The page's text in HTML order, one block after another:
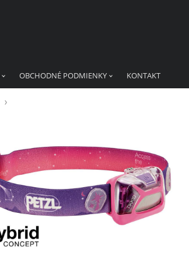
OBCHODNÉ PODMIENKY KONTAKT